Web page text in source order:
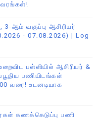
ஆம் வகுப்பு ஆசிரியர்
- 07.08.2026) | Log
பள்ளியில் ஆசிரியர் &
பணியிடங்கள்
வரை! உடனடியாக
கணக்கெடுப்பு பணி